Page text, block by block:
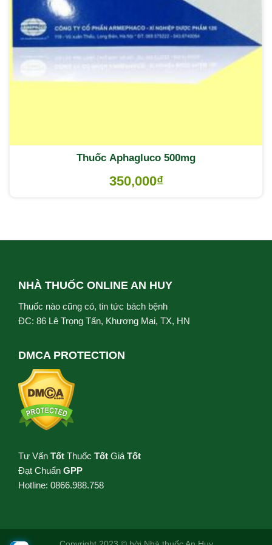
Thuốc Aphagluco 500mg
350,000₫
NHÀ THUỐC ONLINE AN HUY
Thuốc nào cũng có, tin tức bách bệnh
ĐC: 86 Lê Trọng Tấn, Khương Mai, TX, HN
DMCA PROTECTION
Tư Vấn Tốt Thuốc Tốt Giá Tốt
Đạt Chuẩn GPP
Hotline: 0866.988.758